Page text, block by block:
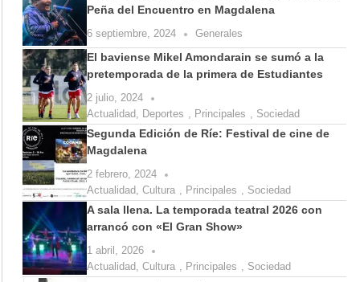
Peña del Encuentro en Magdalena
6 septiembre, 2024 Generales
El baviense Mikel Amondarain se sumó a la
pretemporada de la primera de Estudiantes
2 julio, 2024
Actualidad, Deportes , Principales , Sociedad
Segunda Edición de Ríe: Festival de cine de
Magdalena
2 febrero, 2024
Actualidad, Cultura , Principales , Sociedad
A sala llena. La temporada teatral 2026 con
arrancó con «El Gran Show»
1 abril, 2026
Actualidad, Cultura , Principales , Sociedad